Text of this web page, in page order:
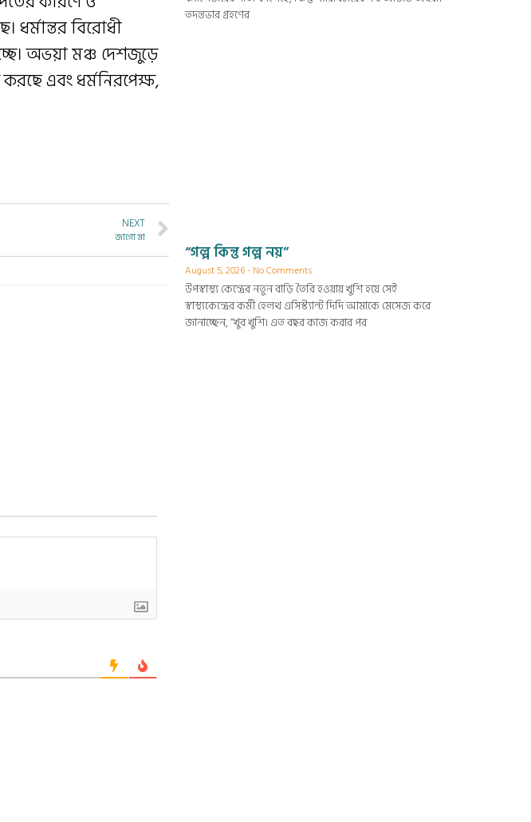
বিরোধী
অভয়া মঞ্চ দেশজুড়ে
এবং ধর্মনিরপেক্ষ,
NEXT
জাগো মা
তদন্তভার গ্রহণের
“গল্প কিন্তু গল্প নয়”
August 5, 2026 No Comments
উপস্বাস্থ্য কেন্দ্রের নতুন বাড়ি তৈরি হওয়ায় খুশি হয়ে সেই
স্বাস্থ্যকেন্দ্রের কর্মী হেলথ এসিস্ট্যান্ট দিদি আমাকে মেসেজ করে
জানাচ্ছেন, “খুব খুশি। এত বছর কাজ করার পর